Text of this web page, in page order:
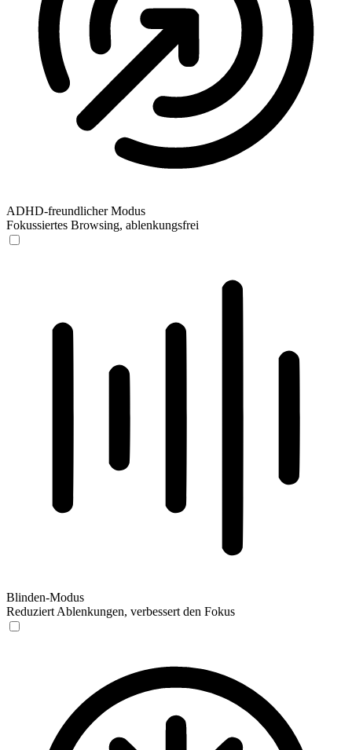
ADHD-freundlicher Modus
Fokussiertes Browsing, ablenkungsfrei
Blinden-Modus
Reduziert Ablenkungen, verbessert den Fokus